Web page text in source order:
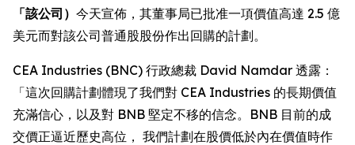
「該公司） 今天宣佈，其董事局已批准一項價值高達 2.5 億
美元而對該公司普通股股份作出回購的計劃。
CEA Industries (BNC) 行政總裁 David Namdar 透露：
「這次回購計劃體現了我們對 CEA Industries 的長期價值
充滿信心，以及對 BNB 堅定不移的信念。BNB 目前的成
交價正逼近歷史高位， 我們計劃在股價低於內在價值時作